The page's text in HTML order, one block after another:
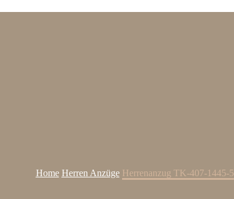
Home Herren Anzüge Herrenanzug TK-407-1445-5